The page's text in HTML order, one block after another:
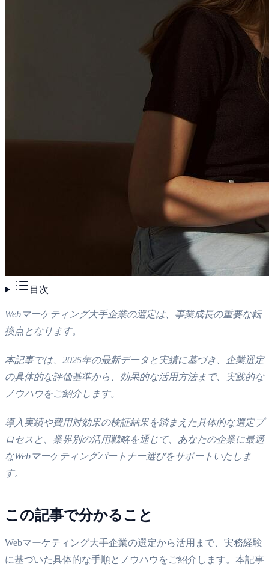
目次
Webマーケティング大手企業の選定は、事業成長の重要な転
換点となります。
本記事では、2025年の最新データと実績に基づき、企業選定
の具体的な評価基準から、効果的な活用方法まで、実践的な
ノウハウをご紹介します。
導入実績や費用対効果の検証結果を踏まえた具体的な選定プ
ロセスと、業界別の活用戦略を通じて、あなたの企業に最適
なWebマーケティングパートナー選びをサポートいたしま
す。
この記事で分かること
Webマーケティング大手企業の選定から活用まで、実務経験
に基づいた具体的な手順とノウハウをご紹介します。本記事